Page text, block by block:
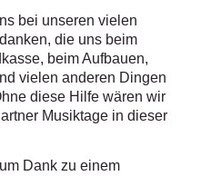
bei unseren vielen
die uns beim
beim Aufbauen,
vielen anderen Dingen
diese Hilfe wären wir
Musiktage in dieser
Dank zu einem